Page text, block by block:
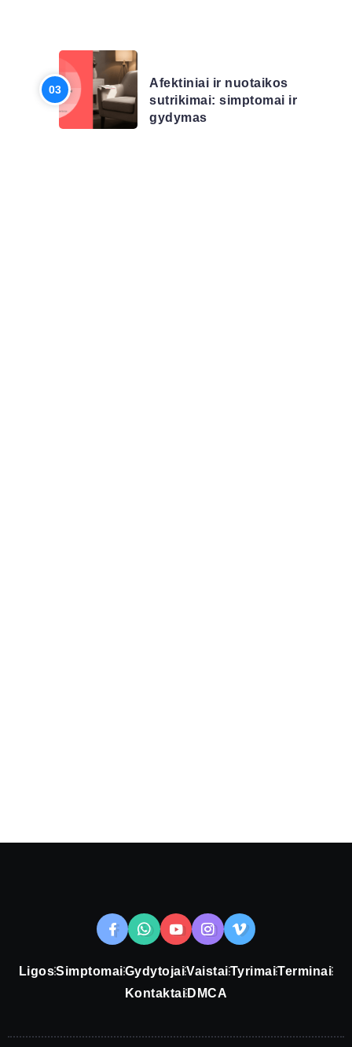
Afektiniai ir nuotaikos
sutrikimai: simptomai ir
gydymas
LigosSimptomaiGydytojaiVaistaiTyrimaiTerminai
Kontaktai DMCA